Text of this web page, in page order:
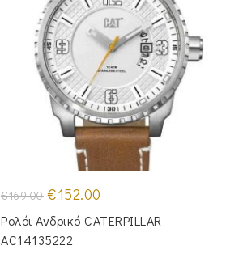
€169.00 Original
price
was:
€169.00.
€152.00
τιμή
είναι:
Ρολόι Ανδρικό CATERPILLAR
AC14135222